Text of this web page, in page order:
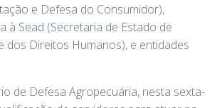
e Defesa do Consumidor),
à Sead (Secretaria de Estado de
dos Direitos Humanos), e entidades
de Defesa Agropecuária, nesta sexta-